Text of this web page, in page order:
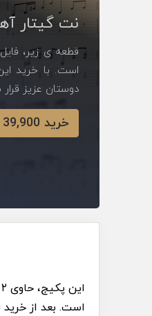
نت گیتار آهنگ 209 از
دوستان عزیز
خرید 39,900 تومان
است. بعد از خرید